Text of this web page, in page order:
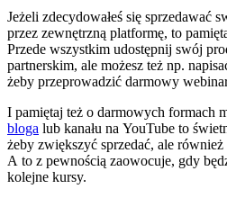
Jeżeli zdecydowałeś się sprzedawać
przez zewnętrzną platformę, to
Przede wszystkim udostępnij swój
partnerskim, ale możesz też np.
żeby przeprowadzić darmowy
I pamiętaj też o darmowych formach
bloga lub kanału na YouTube to
żeby zwiększyć sprzedać, ale również
A to z pewnością zaowocuje, gdy
kolejne kursy.